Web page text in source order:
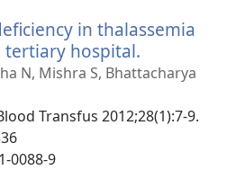
in thalassemia
hospital.
novi
N, Mishra S, Bhattacharya
Transfus 2012;28(1):7-9.
0088-9